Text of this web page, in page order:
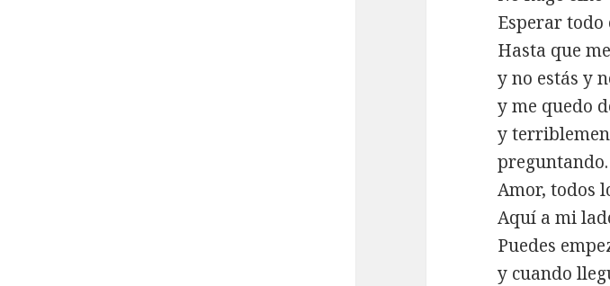
Esperar todo
Hasta que
y no estás y
y me quedo
y
preguntando.
Amor, todos
Aquí a mi
Puedes
y cuando